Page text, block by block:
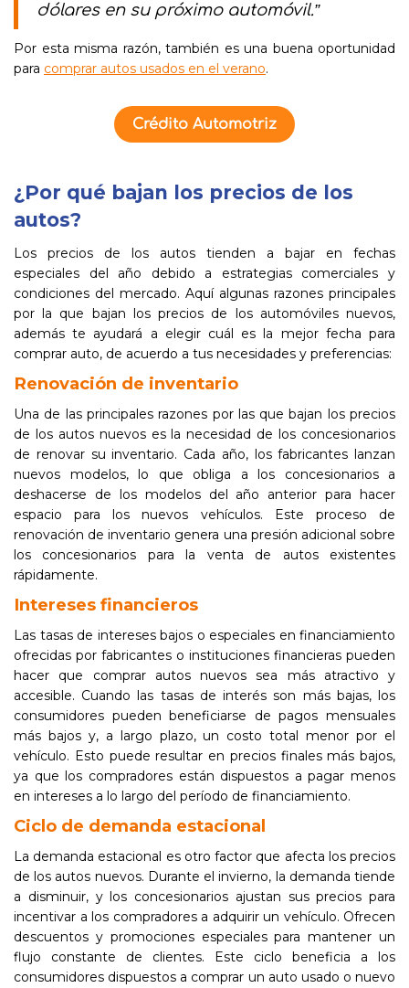
dólares en su próximo automóvil.”
Por esta misma razón, también es una buena oportunidad
para comprar autos usados en el verano.
Crédito Automotriz
¿Por qué bajan los precios de los
autos?
Los precios de los autos tienden a bajar en fechas
especiales del año debido a estrategias comerciales y
condiciones del mercado. Aquí algunas razones principales
por la que bajan los precios de los automóviles nuevos,
además te ayudará a elegir cuál es la mejor fecha para
comprar auto, de acuerdo a tus necesidades y preferencias:
Renovación de inventario
Una de las principales razones por las que bajan los precios
de los autos nuevos es la necesidad de los concesionarios
de renovar su inventario. Cada año, los fabricantes lanzan
nuevos modelos, lo que obliga a los concesionarios a
deshacerse de los modelos del año anterior para hacer
espacio para los nuevos vehículos. Este proceso de
renovación de inventario genera una presión adicional sobre
los concesionarios para la venta de autos existentes
rápidamente.
Intereses financieros
Las tasas de intereses bajos o especiales en financiamiento
ofrecidas por fabricantes o instituciones financieras pueden
hacer que comprar autos nuevos sea más atractivo y
accesible. Cuando las tasas de interés son más bajas, los
consumidores pueden beneficiarse de pagos mensuales
más bajos y, a largo plazo, un costo total menor por el
vehículo. Esto puede resultar en precios finales más bajos,
ya que los compradores están dispuestos a pagar menos
en intereses a lo largo del período de financiamiento.
Ciclo de demanda estacional
La demanda estacional es otro factor que afecta los precios
de los autos nuevos. Durante el invierno, la demanda tiende
a disminuir, y los concesionarios ajustan sus precios para
incentivar a los compradores a adquirir un vehículo. Ofrecen
descuentos y promociones especiales para mantener un
flujo constante de clientes. Este ciclo beneficia a los
consumidores dispuestos a comprar un auto usado o nuevo